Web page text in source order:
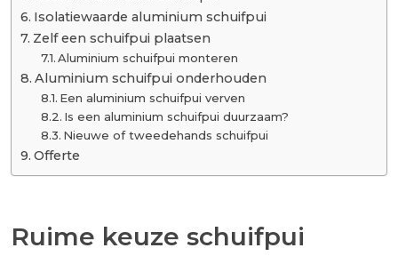
Isolatiewaarde aluminium schuifpui
Zelf een schuifpui plaatsen
Aluminium schuifpui monteren
Aluminium schuifpui onderhouden
Een aluminium schuifpui verven
Is een aluminium schuifpui duurzaam?
Nieuwe of tweedehands schuifpui
Offerte
Ruime keuze schuifpui